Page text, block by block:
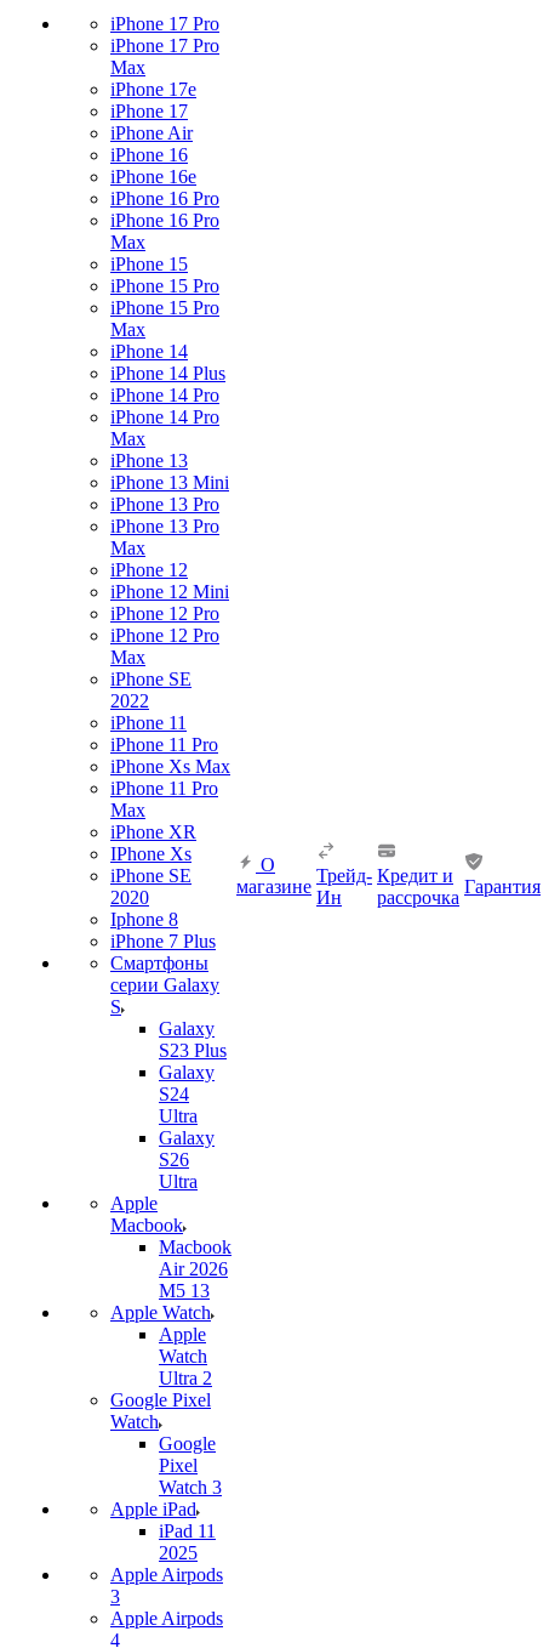
iPhone 17 Pro
iPhone 17 Pro
Max
iPhone 17e
iPhone 17
iPhone Air
iPhone 16
iPhone 16e
iPhone 16 Pro
iPhone 16 Pro
Max
iPhone 15
iPhone 15 Pro
iPhone 15 Pro
Max
iPhone 14
iPhone 14 Plus
iPhone 14 Pro
iPhone 14 Pro
Max
iPhone 13
iPhone 13 Mini
iPhone 13 Pro
iPhone 13 Pro
Max
iPhone 12
iPhone 12 Mini
iPhone 12 Pro
iPhone 12 Pro
Max
iPhone SE
2022
iPhone 11
iPhone 11 Pro
iPhone Xs Max
iPhone 11 Pro
Max
iPhone XR
IPhone Xs
iPhone SE
2020
Iphone 8
iPhone 7 Plus
Смартфоны
серии Galaxy
S
Galaxy
S23 Plus
Galaxy
S24
Ultra
Galaxy
S26
Ultra
Apple
Macbook
Macbook
Air 2026
M5 13
Apple Watch
Apple
Watch
Ultra 2
Google Pixel
Watch
Google
Pixel
Watch 3
Apple iPad
iPad 11
2025
Apple Airpods
3
Apple Airpods
4
О
магазине
Трейд-
Ин
Кредит и
рассрочка
Гарантия